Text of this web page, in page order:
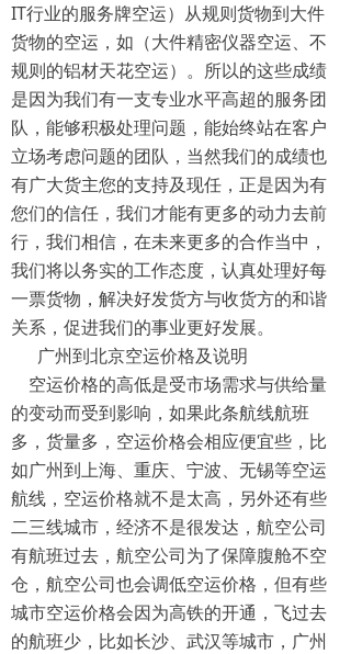
IT行业的服务牌空运）从规则货物到大件
货物的空运，如（大件精密仪器空运、不
规则的铝材天花空运）。所以的这些成绩
是因为我们有一支专业水平高超的服务团
队，能够积极处理问题，能始终站在客户
立场考虑问题的团队，当然我们的成绩也
有广大货主您的支持及现任，正是因为有
您们的信任，我们才能有更多的动力去前
行，我们相信，在未来更多的合作当中，
我们将以务实的工作态度，认真处理好每
一票货物，解决好发货方与收货方的和谐
关系，促进我们的事业更好发展。
广州到北京空运价格及说明
空运价格的高低是受市场需求与供给量
的变动而受到影响，如果此条航线航班
多，货量多，空运价格会相应便宜些，比
如广州到上海、重庆、宁波、无锡等空运
航线，空运价格就不是太高，另外还有些
二三线城市，经济不是很发达，航空公司
有航班过去，航空公司为了保障腹舱不空
仓，航空公司也会调低空运价格，但有些
城市空运价格会因为高铁的开通，飞过去
的航班少，比如长沙、武汉等城市，广州